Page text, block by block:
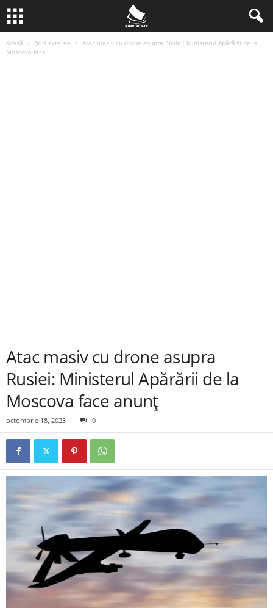
Acasă Știri externe
Atac masiv cu drone asupra Rusiei: Ministerul Apărării de la
Moscova face...
Atac masiv cu drone asupra
Rusiei: Ministerul Apărării de la
Moscova face anunț
octombrie 18, 2023 0